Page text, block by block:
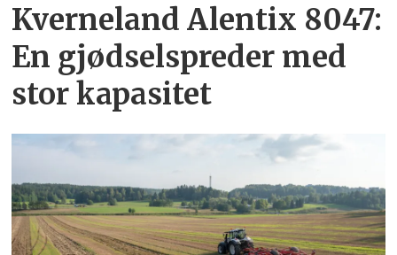
Kverneland Alentix 8047:
En gjødsel­spreder med
stor kapasitet